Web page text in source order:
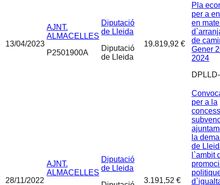
13/04/2023
AJNT.
ALMACELLES
P2501900A
Diputació
de Lleida
Diputació
de Lleida
19.819,92 €
Pla
per a
en
de
Gener
2024
28/11/2022
AJNT.
ALMACELLES
Diputació
de Lleida
3.191,52 €
per a la
la
de
l`ambit